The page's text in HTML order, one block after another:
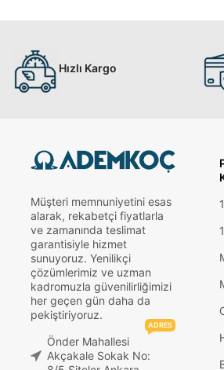
Hızlı Kargo
Müşteri memnuniyetini esas
alarak, rekabetçi fiyatlarla
ve zamanında teslimat
garantisiyle hizmet
sunuyoruz. Yenilikçi
çözümlerimiz ve uzman
kadromuzla güvenilirliğimizi
her geçen gün daha da
pekiştiriyoruz.
Önder Mahallesi
Akçakale Sokak No:
ADRES